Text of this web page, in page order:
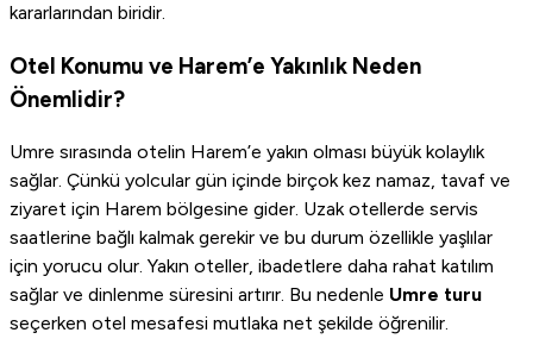
kararlarından biridir.
Otel Konumu ve Harem’e Yakınlık Neden
Önemlidir?
Umre sırasında otelin Harem’e yakın olması büyük kolaylık
sağlar. Çünkü yolcular gün içinde birçok kez namaz, tavaf ve
ziyaret için Harem bölgesine gider. Uzak otellerde servis
saatlerine bağlı kalmak gerekir ve bu durum özellikle yaşlılar
için yorucu olur. Yakın oteller, ibadetlere daha rahat katılım
sağlar ve dinlenme süresini artırır. Bu nedenle Umre turu
seçerken otel mesafesi mutlaka net şekilde öğrenilir.